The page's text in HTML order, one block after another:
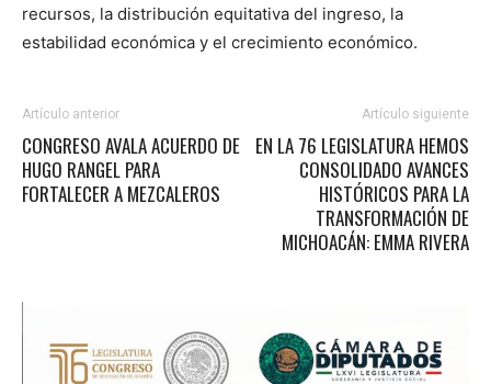
recursos, la distribución equitativa del ingreso, la
estabilidad económica y el crecimiento económico.
Artículo anterior
CONGRESO AVALA ACUERDO DE
HUGO RANGEL PARA
FORTALECER A MEZCALEROS
Artículo siguiente
EN LA 76 LEGISLATURA HEMOS
CONSOLIDADO AVANCES
HISTÓRICOS PARA LA
TRANSFORMACIÓN DE
MICHOACÁN: EMMA RIVERA